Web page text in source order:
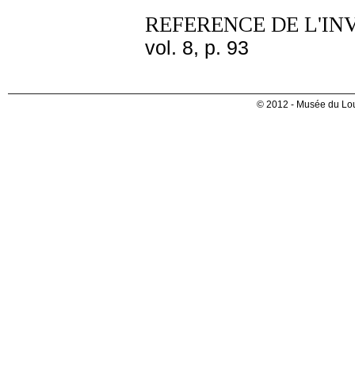
REFERENCE DE
vol. 8, p. 93
© 2012 - Musée du